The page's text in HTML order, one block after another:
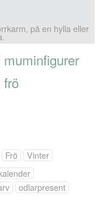
på en hylla eller
frö
Frö
Vinter
odlarpresent